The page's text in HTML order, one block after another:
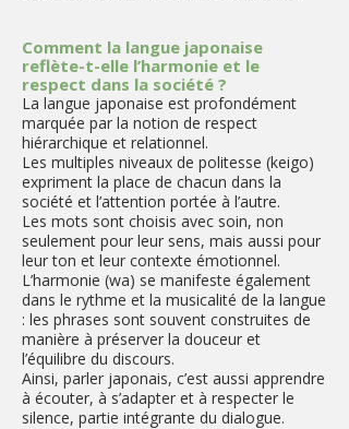
Comment la langue japonaise
reflète-t-elle l’harmonie et le
respect dans la société ?
La langue japonaise est profondément
marquée par la notion de respect
hiérarchique et relationnel.
Les multiples niveaux de politesse (keigo)
expriment la place de chacun dans la
société et l’attention portée à l’autre.
Les mots sont choisis avec soin, non
seulement pour leur sens, mais aussi pour
leur ton et leur contexte émotionnel.
L’harmonie (wa) se manifeste également
dans le rythme et la musicalité de la langue
: les phrases sont souvent construites de
manière à préserver la douceur et
l’équilibre du discours.
Ainsi, parler japonais, c’est aussi apprendre
à écouter, à s’adapter et à respecter le
silence, partie intégrante du dialogue.